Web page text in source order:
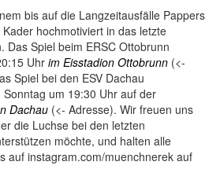
bis auf die Langzeitausfälle Pappers
hochmotiviert in das letzte
Das Spiel beim ERSC Ottobrunn
Uhr im Eisstadion Ottobrunn (<-
Spiel bei den ESV Dachau
um 19:30 Uhr auf der
Dachau (<- Adresse). Wir freuen uns
die Luchse bei den letzten
möchte, und halten alle
auf instagram.com/muenchnerek auf